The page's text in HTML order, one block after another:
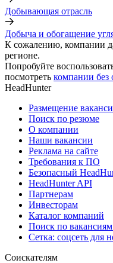
Добывающая отрасль
Добыча и обогащение
К сожалению, компании
регионе.
Попробуйте
посмотреть компании без
HeadHunter
Размещение
Поиск по резюме
О компании
Наши вакансии
Реклама на сайте
Требования к ПО
Безопасный
HeadHunter API
Партнерам
Инвесторам
Каталог компаний
Поиск по
Сетка: соцсеть для
Соискателям